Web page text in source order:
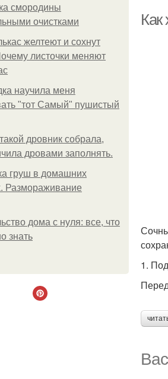
смородины
очистками
желтеют и сохнут
листочки меняют
научила меня
"тот Самый" пушистый
дровник собрала,
дровами заполнять.
груш в домашних
Размораживание
дома с нуля: все, что
знать
Как
1.